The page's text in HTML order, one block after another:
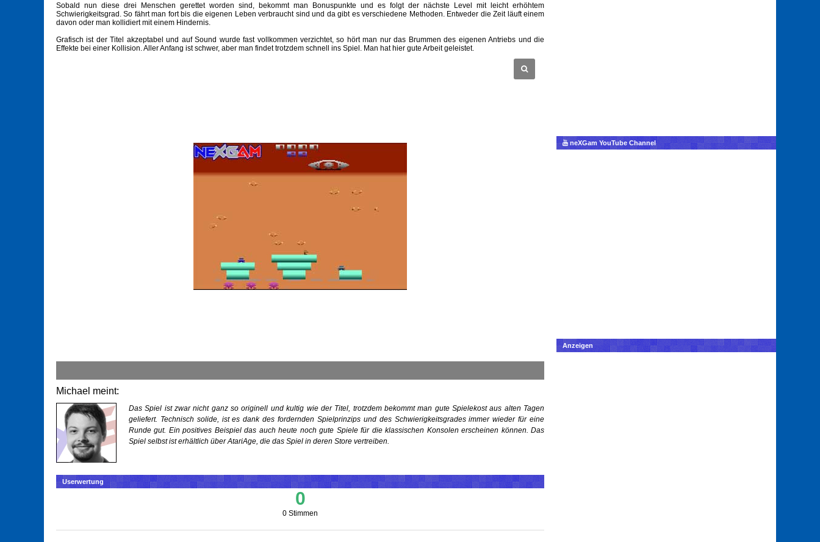
Sobald nun diese drei Menschen gerettet worden sind, bekommt man Bonuspunkte und es folgt der nächste Level mit leicht erhöhtem
Schwierigkeitsgrad. So fährt man fort bis die eigenen Leben verbraucht sind und da gibt es verschiedene Methoden. Entweder die Zeit läuft einem
davon oder man kollidiert mit einem Hindernis.
Grafisch ist der Titel akzeptabel und auf Sound wurde fast vollkommen verzichtet, so hört man nur das Brummen des eigenen Antriebs und die
Effekte bei einer Kollision. Aller Anfang ist schwer, aber man findet trotzdem schnell ins Spiel. Man hat hier gute Arbeit geleistet.
Michael meint:
Das Spiel ist zwar nicht ganz so originell und kultig wie der Titel, trotzdem bekommt man gute Spielekost aus alten Tagen
geliefert. Technisch solide, ist es dank des fordernden Spielprinzips und des Schwierigkeitsgrades immer wieder für eine
Runde gut. Ein positives Beispiel das auch heute noch gute Spiele für die klassischen Konsolen erscheinen können. Das
Spiel selbst ist erhältlich über AtariAge, die das Spiel in deren Store vertreiben.
Userwertung
0
0 Stimmen
neXGam YouTube Channel
Anzeigen